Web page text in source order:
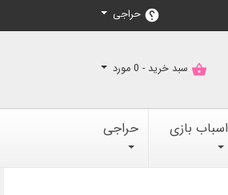
help حراجی
shopping_basket سبد خرید - 0 مورد
اسباب بازی حراجی